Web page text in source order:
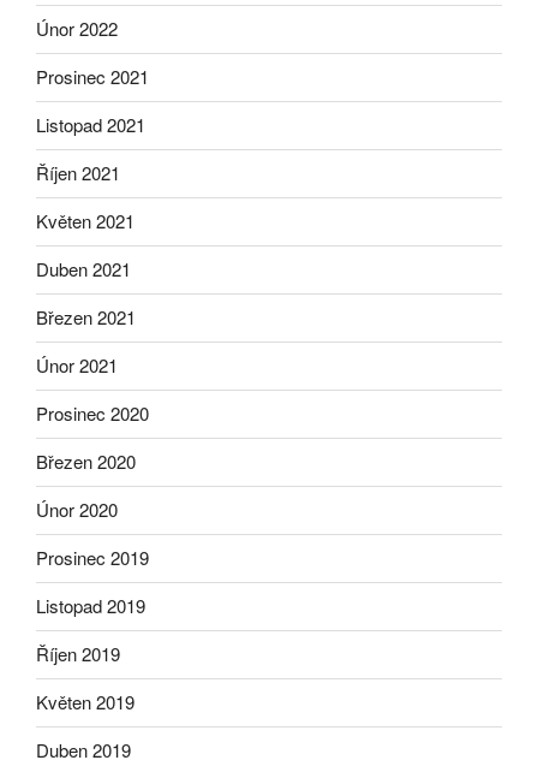
Únor 2022
Prosinec 2021
Listopad 2021
Říjen 2021
Květen 2021
Duben 2021
Březen 2021
Únor 2021
Prosinec 2020
Březen 2020
Únor 2020
Prosinec 2019
Listopad 2019
Říjen 2019
Květen 2019
Duben 2019